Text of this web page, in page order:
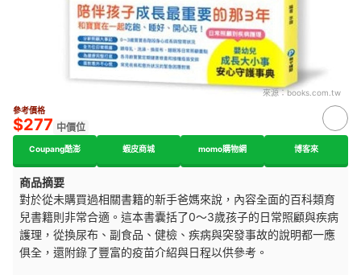
來源：books.com.tw
參考價格
$277 中價位
Coupang酷澎 蝦皮商城 momo購物網 博客來
商品摘要
對於從未購買過相關書籍的新手爸媽來說，內容全面的百科類育
兒書籍則非常合適。這本書囊括了0～3歲孩子的日常照顧與疾病
護理，從換尿布、副食品、健檢、疾病與突發事故的說明都一應
俱全，還附錄了豐富的疫苗介紹與日程以供參考。